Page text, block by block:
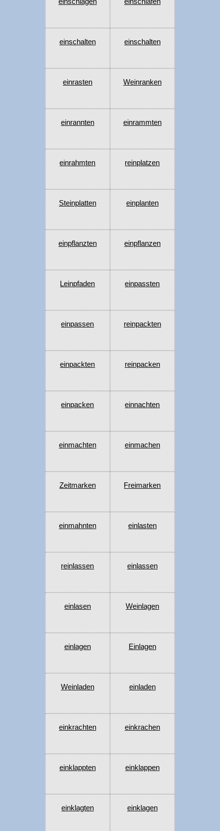
einschalten einschalten
einrasten Weinranken
einrannten einrammten
einrahmten reinplatzen
Steinplatten einplanten
einpflanzten einpflanzen
Leinpfaden einpassten
einpassen reinpackten
einpackten reinpacken
einpacken einnachten
einmachten einmachen
Zeitmarken Freimarken
einmahnten einlasten
reinlassen einlassen
einlasen Weinlagen
einlagen Einlagen
Weinladen einladen
einkrachten einkrachen
einklappten einklappen
einklagten einklagen